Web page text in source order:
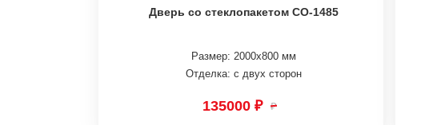
Дверь со стеклопакетом СО-1485
Размер: 2000х800 мм
Отделка: с двух сторон
135000 ₽ ₽